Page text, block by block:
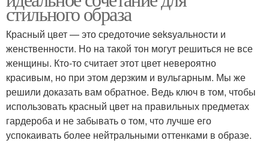
стильного образа
Красный цвет — это средоточие seksуальности и
женственности. Но на такой тон могут решиться не все
женщины. Кто-то считает этот цвет невероятно
красивым, но при этом дерзким и вульгарным. Мы же
решили доказать вам обратное. Ведь ключ в том, чтобы
использовать красный цвет на правильных предметах
гардероба и не забывать о том, что лучше его
успокаивать более нейтральными оттенками в образе.